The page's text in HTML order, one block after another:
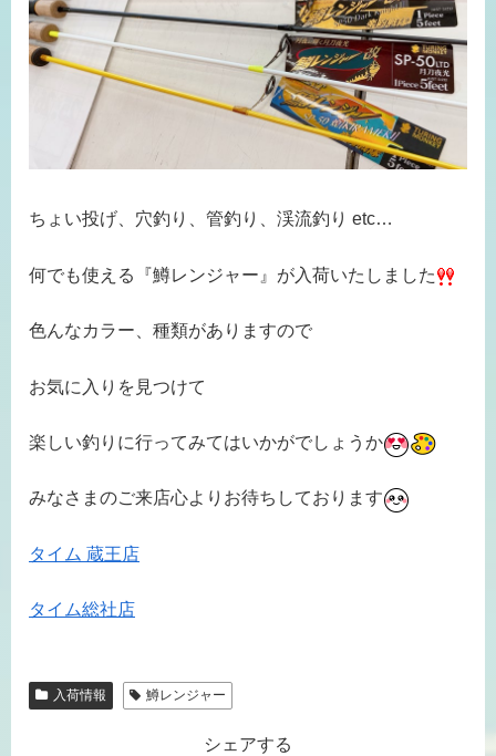
ちょい投げ、穴釣り、管釣り、渓流釣り etc…
何でも使える『鱒レンジャー』が入荷いたしました
色んなカラー、種類がありますので
お気に入りを見つけて
楽しい釣りに行ってみてはいかがでしょうか
みなさまのご来店心よりお待ちしております
タイム 蔵王店
タイム総社店
入荷情報 鱒レンジャー
シェアする